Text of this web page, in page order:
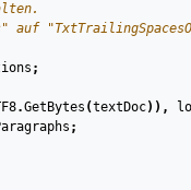
auf
;
.GetBytes (textDoc)),
;